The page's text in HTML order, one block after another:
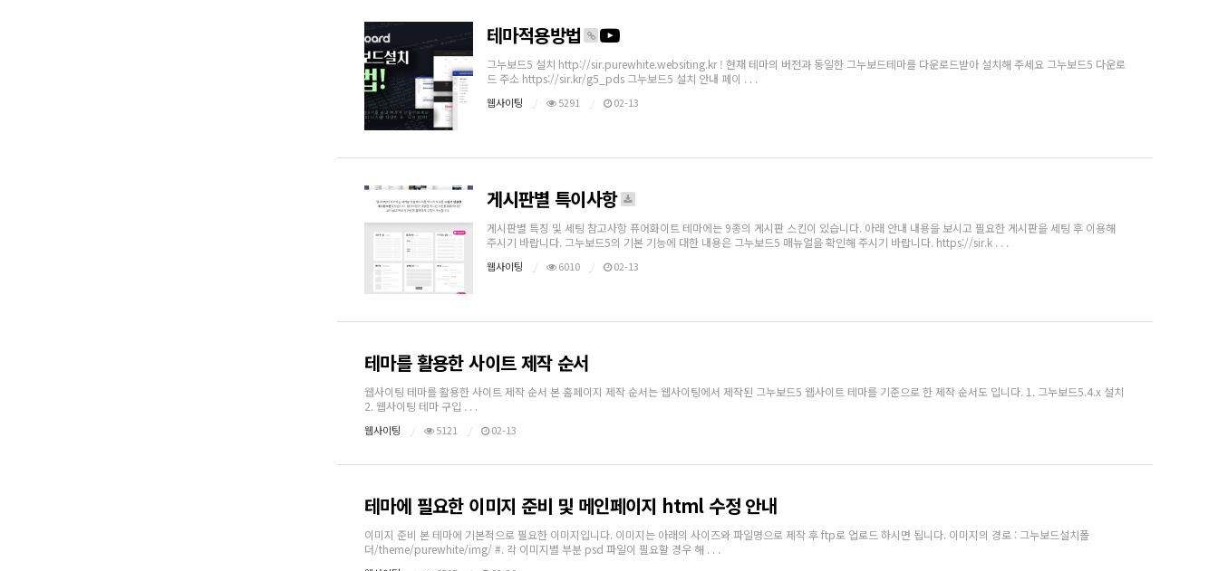
테마적용방법
그누보드5 설치 http://sir.purewhite.websiting.kr ! 현재 테마의 버전과 동일한 그누보드테마를 다운로드받아 설치해 주세요 그누보드5 다운로
드 주소 https://sir.kr/g5_pds 그누보드5 설치 안내 페이 . . .
웹사이팅 5291 02-13
게시판별 특이사항
게시판별 특징 및 세팅 참고사항 퓨어화이트 테마에는 9종의 게시판 스킨이 있습니다. 아래 안내 내용을 보시고 필요한 게시판을 세팅 후 이용해
주시기 바랍니다. 그누보드5의 기본 기능에 대한 내용은 그누보드5 매뉴얼을 확인해 주시기 바랍니다. https://sir.k . . .
웹사이팅 6010 02-13
테마를 활용한 사이트 제작 순서
웹사이팅 테마를 활용한 사이트 제작 순서 본 홈페이지 제작 순서는 웹사이팅에서 제작된 그누보드5 웹사이트 테마를 기준으로 한 제작 순서도 입니다. 1. 그누보드5.4.x 설치
2. 웹사이팅 테마 구입 . . .
웹사이팅 5121 02-13
테마에 필요한 이미지 준비 및 메인페이지 html 수정 안내
이미지 준비 본 테마에 기본적으로 필요한 이미지입니다. 이미지는 아래의 사이즈와 파일명으로 제작 후 ftp로 업로드 하시면 됩니다. 이미지의 경로 : 그누보드설치폴
더/theme/purewhite/img/ #. 각 이미지별 부분 psd 파일이 필요할 경우 해 . . .